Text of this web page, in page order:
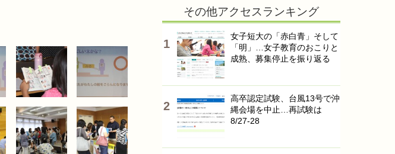
その他アクセスランキング
女子短大の「赤白青」そして
「明」…女子教育のおこりと
成熟、募集停止を振り返る
高卒認定試験、台風13号で沖
縄会場を中止…再試験は
8/27-28